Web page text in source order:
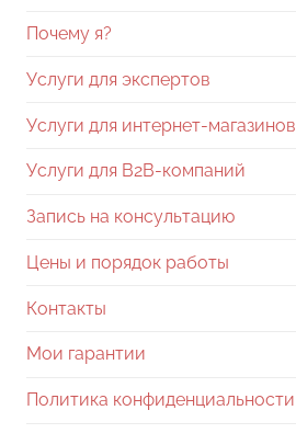
Почему я?
Услуги для экспертов
Услуги для интернет-магазинов
Услуги для В2В-компаний
Запись на консультацию
Цены и порядок работы
Контакты
Мои гарантии
Политика конфиденциальности